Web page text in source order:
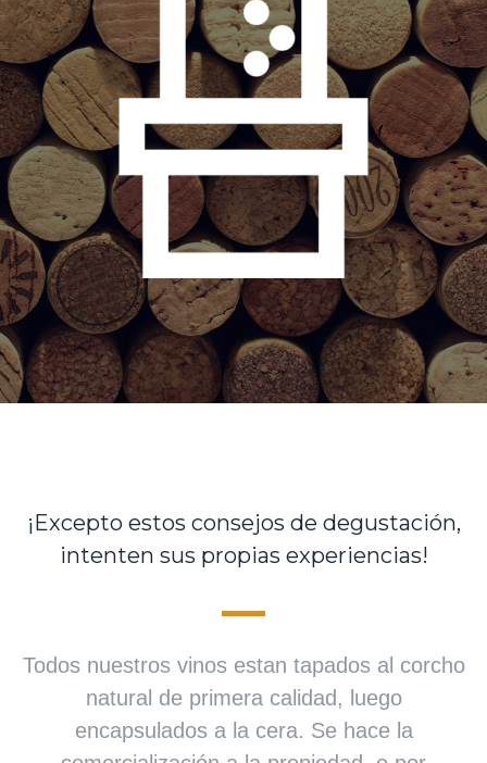
¡Excepto estos consejos de degustación,
intenten sus propias experiencias!
Todos nuestros vinos estan tapados al corcho
natural de primera calidad, luego
encapsulados a la cera. Se hace la